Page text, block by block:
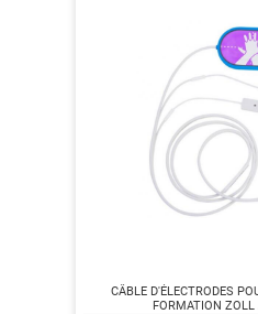
CÂBLE D'ÉLECTRODES
FORMATION ZOLL